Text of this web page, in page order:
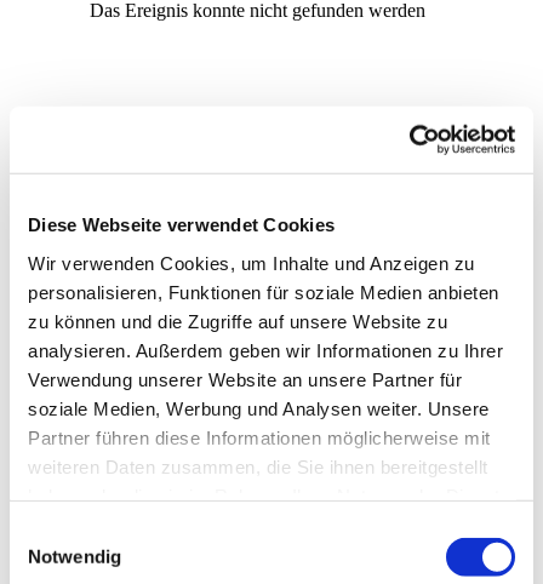
Diese Webseite verwendet Cookies
Wir verwenden Cookies, um Inhalte und Anzeigen zu
personalisieren, Funktionen für soziale Medien anbieten
zu können und die Zugriffe auf unsere Website zu
analysieren. Außerdem geben wir Informationen zu Ihrer
Verwendung unserer Website an unsere Partner für
soziale Medien, Werbung und Analysen weiter. Unsere
Partner führen diese Informationen möglicherweise mit
weiteren Daten zusammen, die Sie ihnen bereitgestellt
Notwendig
Dies könnte Sie auch
interessieren